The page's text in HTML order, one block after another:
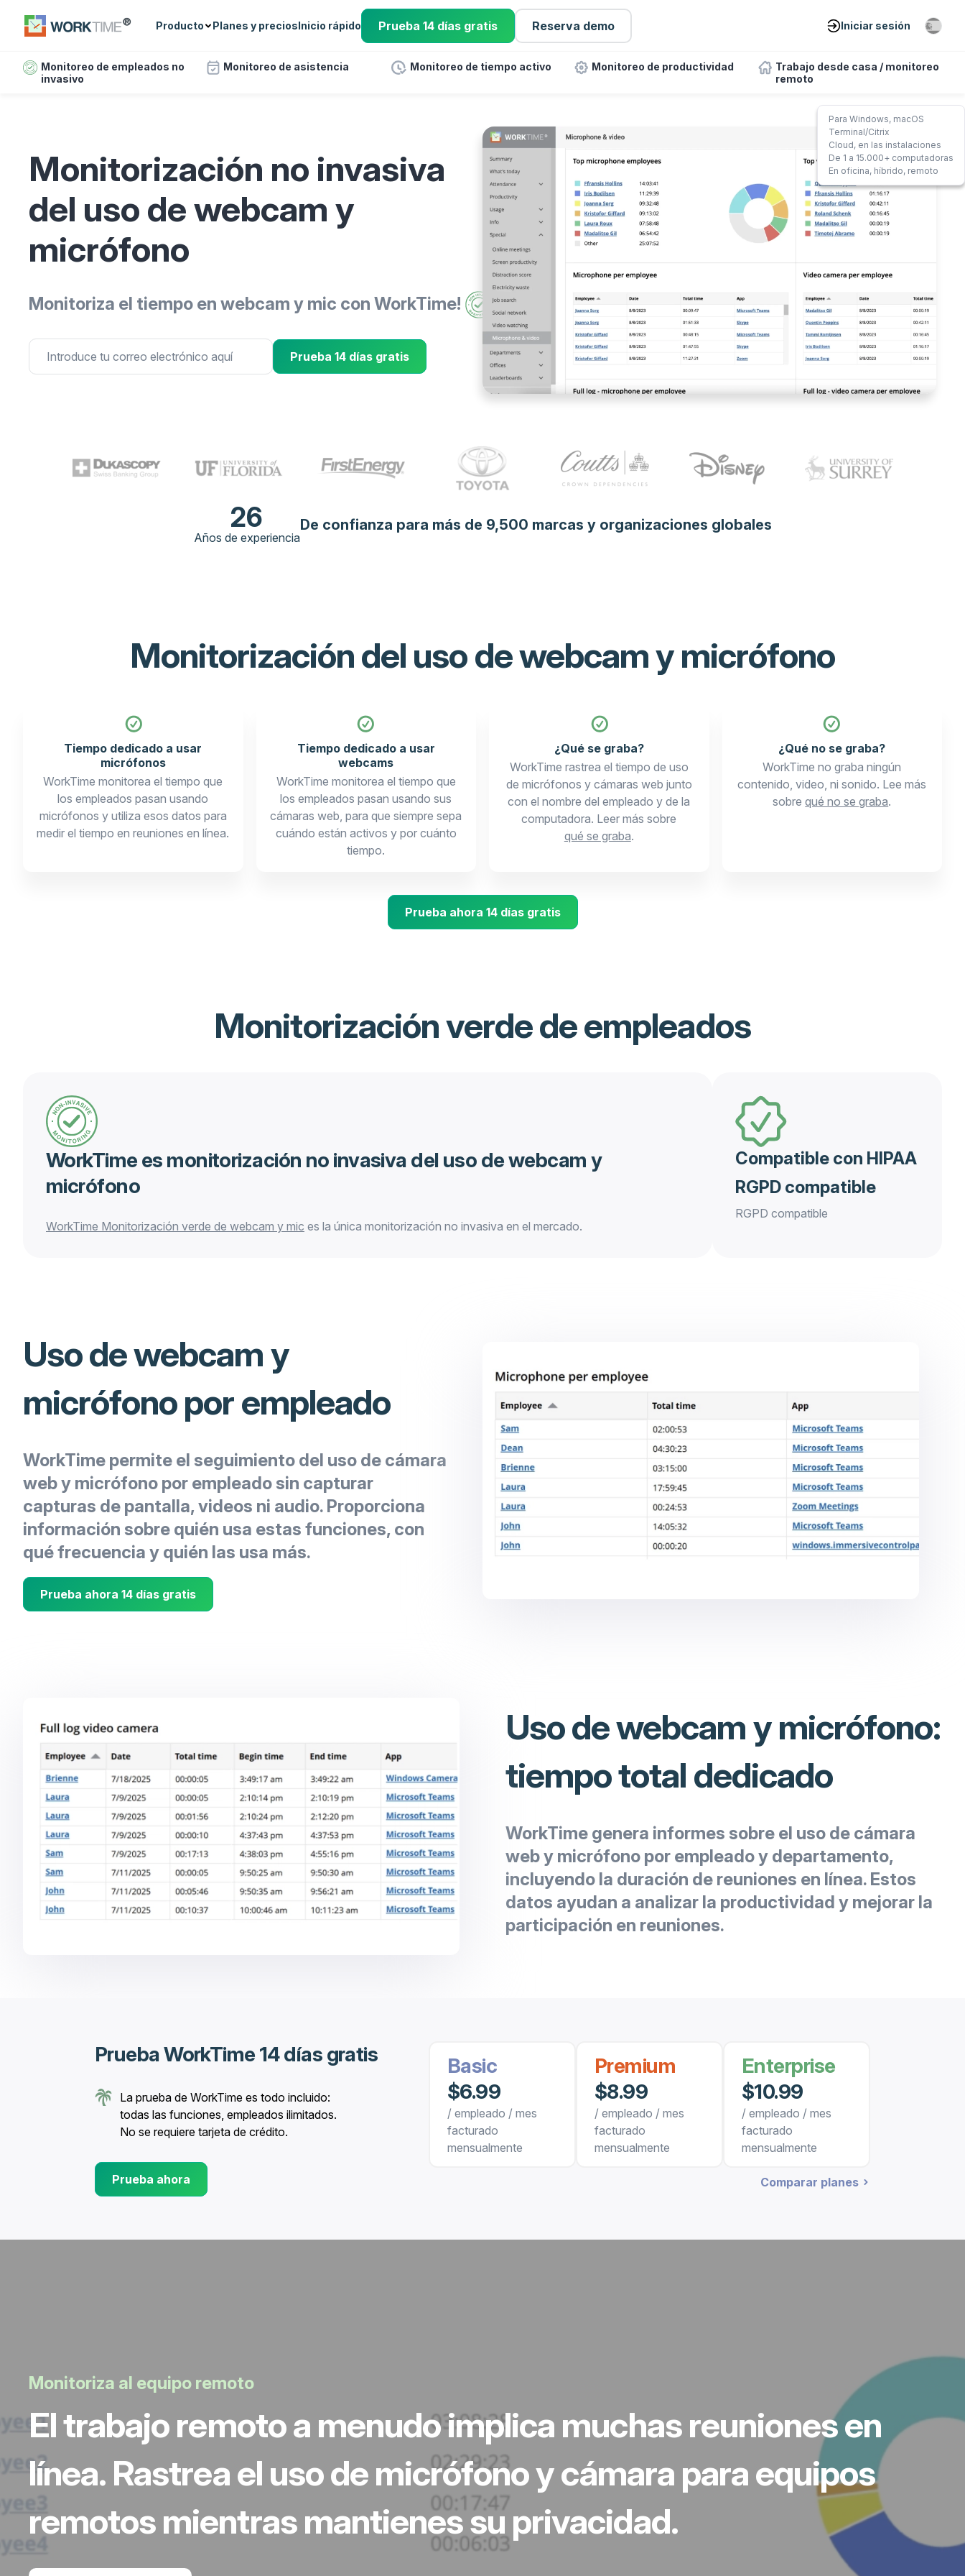
Producto Planes y preciosInicio rápido Prueba 14 días gratis Reserva demo Iniciar sesión
Monitoreo de empleados no
invasivo
Monitoreo de asistencia Monitoreo de tiempo activo Monitoreo de productividad
Trabajo desde casa / monitoreo
remoto
Monitorización no invasiva
del uso de webcam y
micrófono
Monitoriza el tiempo en webcam y mic con WorkTime!
Prueba 14 días gratis
Para Windows, macOS
Terminal/Citrix
Cloud, en las instalaciones
De 1 a 15.000+ computadoras
En oficina, híbrido, remoto
26
Años de experiencia
De confianza para más de 9,500 marcas y organizaciones globales
Monitorización del uso de webcam y micrófono
Tiempo dedicado a usar
micrófonos
WorkTime monitorea el tiempo que
los empleados pasan usando
micrófonos y utiliza esos datos para
medir el tiempo en reuniones en línea.
Tiempo dedicado a usar
webcams
WorkTime monitorea el tiempo que
los empleados pasan usando sus
cámaras web, para que siempre sepa
cuándo están activos y por cuánto
tiempo.
¿Qué se graba?
WorkTime rastrea el tiempo de uso
de micrófonos y cámaras web junto
con el nombre del empleado y de la
computadora. Leer más sobre
qué se graba.
¿Qué no se graba?
WorkTime no graba ningún
contenido, video, ni sonido. Lee más
sobrequé no se graba.
Prueba ahora 14 días gratis
Monitorización verde de empleados
WorkTime es monitorización no invasiva del uso de webcam y
micrófono
WorkTime Monitorización verde de webcam y mic es la única monitorización no invasiva en el mercado.
Compatible con HIPAA
RGPD compatible
RGPD compatible
Uso de webcam y
micrófono por empleado
WorkTime permite el seguimiento del uso de cámara
web y micrófono por empleado sin capturar
capturas de pantalla, videos ni audio. Proporciona
información sobre quién usa estas funciones, con
qué frecuencia y quién las usa más.
Prueba ahora 14 días gratis
Uso de webcam y micrófono:
tiempo total dedicado
WorkTime genera informes sobre el uso de cámara
web y micrófono por empleado y departamento,
incluyendo la duración de reuniones en línea. Estos
datos ayudan a analizar la productividad y mejorar la
participación en reuniones.
Prueba WorkTime 14 días gratis
La prueba de WorkTime es todo incluido:
todas las funciones, empleados ilimitados.
No se requiere tarjeta de crédito.
Prueba ahora
Basic
$6.99
/ empleado / mes
facturado
mensualmente
Premium
$8.99
/ empleado / mes
facturado
mensualmente
Enterprise
$10.99
/ empleado / mes
facturado
mensualmente
Comparar planes
Monitoriza al equipo remoto
El trabajo remoto a menudo implica muchas reuniones en
línea. Rastrea el uso de micrófono y cámara para equipos
remotos mientras mantienes su privacidad.